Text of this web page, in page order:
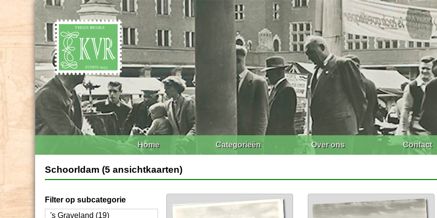
Home Categorieën Over ons Contact
Schoorldam (5 ansichtkaarten)
Filter op subcategorie
's Graveland (19)